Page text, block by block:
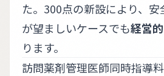
た。300点の新設により、
が望ましいケースでも経営
ります。
訪問薬剤管理医師同時指導